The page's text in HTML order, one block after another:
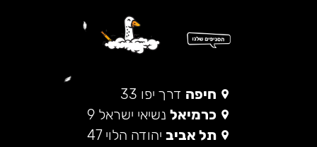
חיפה דרך יפו 33
כרמיאל נשיאי ישראל 9
תל אביב יהודה הלוי 47